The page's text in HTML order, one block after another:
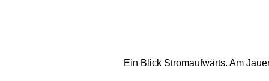
Ein Blick Stromaufwärts. Am